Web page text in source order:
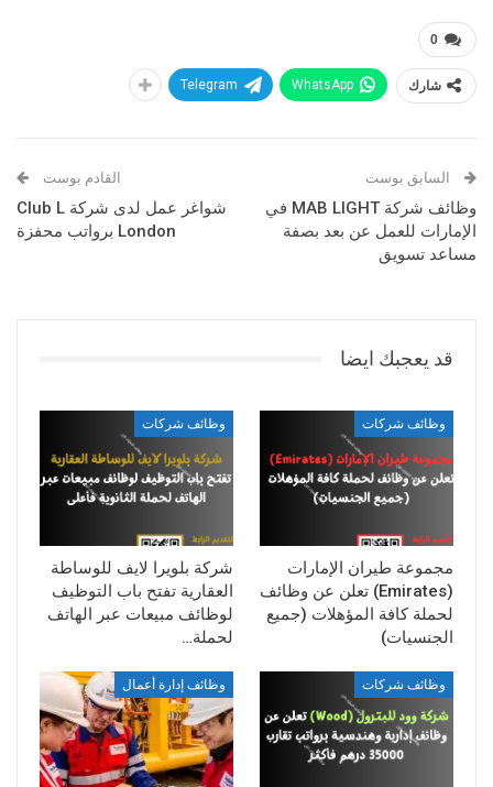
0
شارك WhatsApp
Telegram
السابق بوست
وظائف شركة MAB LIGHT في
الإمارات للعمل عن بعد بصفة
مساعد تسويق
القادم بوست
شواغر عمل لدى شركة Club L
London برواتب محفزة
قد يعجبك ايضا
وظائف شركات
مجموعة طيران الإمارات
(Emirates) تعلن عن وظائف
لحملة كافة المؤهلات (جميع
الجنسيات)
وظائف شركات
شركة بلويرا لايف للوساطة
العقارية تفتح باب التوظيف
لوظائف مبيعات عبر الهاتف
لحملة…
وظائف شركات وظائف إدارة أعمال